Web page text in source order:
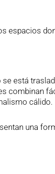
espacios
está
combinan
cálido.
una